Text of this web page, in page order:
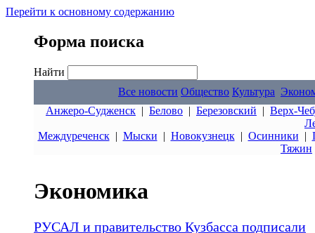
Перейти к основному содержанию
Форма поиска
Найти
Все новости Общество Культура
Анжеро-Судженск | Белово | Березовский | Верх-
Междуреченск| Мыски | Новокузнецк| Осинники |
Тяжин
Экономика
РУСАЛ и правительство Кузбасса подписали